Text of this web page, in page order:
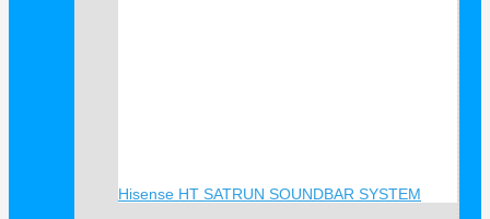
Hisense HT SATRUN SOUNDBAR SYSTEM